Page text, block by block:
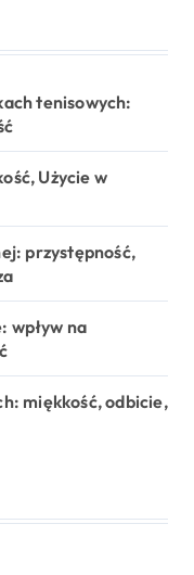
tenisowych:
Użycie w
przystępność,
wpływ na
miękkość, odbicie,